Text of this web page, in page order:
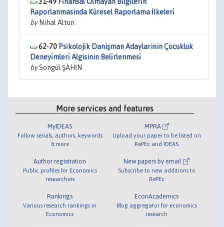
Raporlanmasinda Küresel Raporlama İlkeleri̇
byNihal Altun
62-70 Psi̇koloji̇k Danişman Adaylarinin Çocukluk
Deneyi̇mleri̇ Algisinin Beli̇rlenmesi̇
bySongül ŞAHİN
More services and features
MyIDEAS
Follow serials, authors, keywords
& more
Author registration
Public profiles for Economics
researchers
Rankings
Various research rankings in
Economics
MPRA
Upload your paper to be listed on
RePEc and IDEAS
New papers by email
Subscribe to new additions to
RePEc
EconAcademics
Blog aggregator for economics
research